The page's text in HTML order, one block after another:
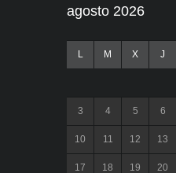
agosto 2026
L M X J
3 4 5 6
10 11 12 13
17 18 19 20